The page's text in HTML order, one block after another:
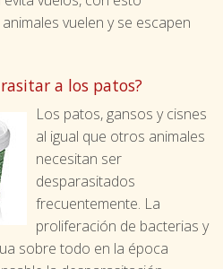
vuelen y se escapen
a los patos?
Los patos, gansos y cisnes
al igual que otros animales
necesitan ser
desparasitados
frecuentemente. La
proliferación de bacterias y
sobre todo en la época